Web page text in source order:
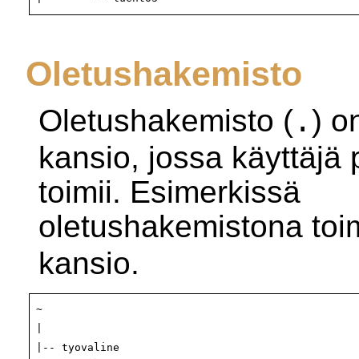
Oletushakemisto
Oletushakemisto ( . )
kansio, jossa käyttäjä
toimii. Esimerkissä
oletushakemistona
kansio.
~
|-- tyovaline